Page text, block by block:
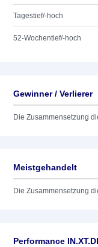
Tagestief/-hoch
52-Wochentief/-hoch
Gewinner / Verlierer
Die Zusammensetzung
Meistgehandelt
Die Zusammensetzung
Performance